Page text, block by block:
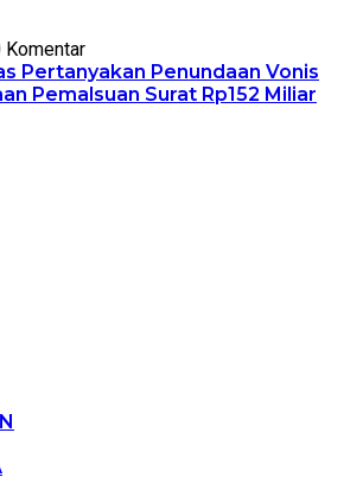
Komentar
Pertanyakan Penundaan Vonis
Pemalsuan Surat Rp152 Miliar